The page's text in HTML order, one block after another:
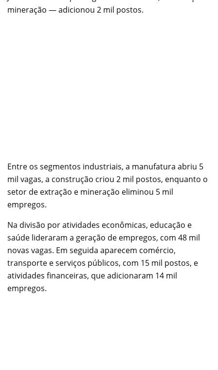
mineração — adicionou 2 mil postos.
Entre os segmentos industriais, a manufatura abriu 5
mil vagas, a construção criou 2 mil postos, enquanto o
setor de extração e mineração eliminou 5 mil
empregos.
Na divisão por atividades econômicas, educação e
saúde lideraram a geração de empregos, com 48 mil
novas vagas. Em seguida aparecem comércio,
transporte e serviços públicos, com 15 mil postos, e
atividades financeiras, que adicionaram 14 mil
empregos.